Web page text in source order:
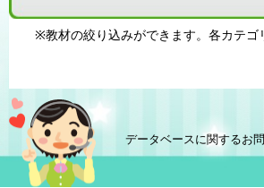
※教材の絞り込みができます。各カテ
データベースに関するお